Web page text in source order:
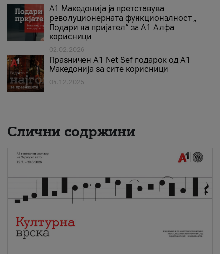
А1 Македонија ја претставува
револуционерната функционалност „
Подари на пријател“ за А1 Алфа
корисници
02.02.2026
Празничен A1 Net Sеf подарок од А1
Македонија за сите корисници
04.12.2025
Слични содржини